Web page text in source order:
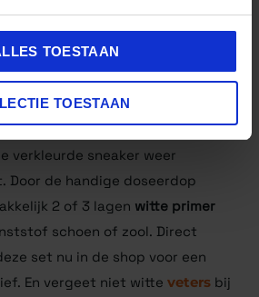
TOESTAAN
TOESTAAN
PAKKET
al, de sneakerschoonmaakset
. Naast een goede
set ookPure White
waarmee je beschadigingen,
verkleurde sneaker weer
Door de handige doseerdop
2 of 3 lagen witte primer
schoen of zool. Direct
set nu in de shop voor een
En vergeet niet witte veters bij